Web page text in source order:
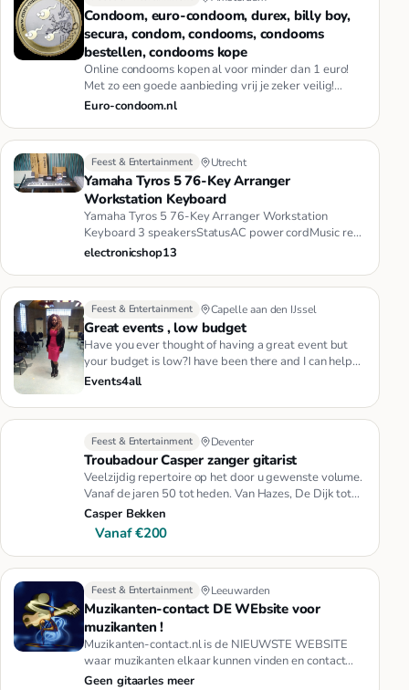
Condoom, euro-condoom, durex, billy boy,
secura, condom, condooms, condooms
bestellen, condooms kope
Online condooms kopen al voor minder dan 1 euro!
Met zo een goede aanbieding vrij je zeker veilig!
Alleen bij euro-condo…
Euro-condoom.nl
Feest & Entertainment Utrecht
Yamaha Tyros 5 76-Key Arranger
Workstation Keyboard
Yamaha Tyros 5 76-Key Arranger Workstation
Keyboard 3 speakersStatusAC power cordMusic rest
and bracketsCD-ROMOwner's Ma…
electronicshop13
Feest & Entertainment Capelle aan den IJssel
Great events , low budget
Have you ever thought of having a great event but
your budget is low?I have been there and I can help
you enjoy your gre…
Events4all
Feest & Entertainment Deventer
Troubadour Casper zanger gitarist
Veelzijdig repertoire op het door u gewenste volume.
Vanaf de jaren 50 tot heden. Van Hazes, De Dijk tot
de Stones. Voor…
Casper Bekken
Vanaf €200
Feest & Entertainment Leeuwarden
Muzikanten-contact DE WEbsite voor
muzikanten !
Muzikanten-contact.nl is de NIEUWSTE WEBSITE
waar muzikanten elkaar kunnen vinden en contact
met elkaar kunnen leggen.Mu…
Geen gitaarles meer